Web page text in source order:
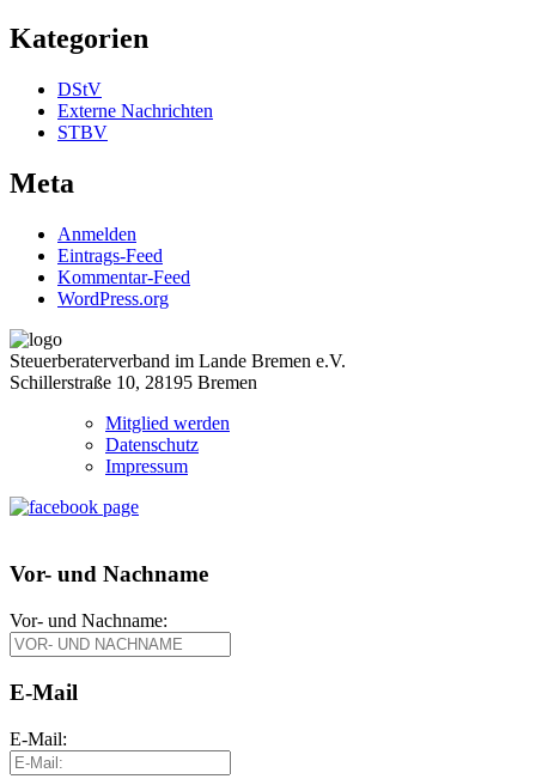
Kategorien
DStV
Externe Nachrichten
STBV
Meta
Anmelden
Eintrags-Feed
Kommentar-Feed
WordPress.org
Steuerberaterverband im Lande Bremen e.V.
Schillerstraße 10, 28195 Bremen
Mitglied werden
Datenschutz
Impressum
Vor- und Nachname
Vor- und Nachname:
E-Mail
E-Mail: